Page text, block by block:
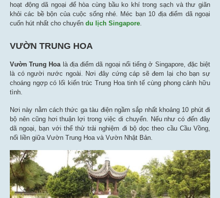
hoạt động dã ngoại để hòa cùng bầu ko khí trong sạch và thư giãn
khỏi các bề bộn của cuộc sống nhé. Méc bạn 10 địa điểm dã ngoại
cuốn hút nhất cho chuyến du lịch Singapore
VƯỜN TRUNG HOA
Vườn Trung Hoa là địa điểm dã ngoại nổi tiếng ở Singapore, đặc biệt
là có người nước ngoài. Nơi đây cứng cáp sẽ đem lại cho bạn sự
choáng ngợp có lối kiến trúc Trung Hoa tinh tế cùng phong cảnh hữu
tình.
Nơi này nằm cách thức ga tàu điện ngầm sắp nhất khoảng 10 phút đi
bộ nên cũng hơi thuận lợi trong việc di chuyển. Nếu như có đến đây
dã ngoại, bạn với thể thử trải nghiệm đi bộ dọc theo cầu Cầu Vồng,
nối liền giữa Vườn Trung Hoa và Vườn Nhật Bản.